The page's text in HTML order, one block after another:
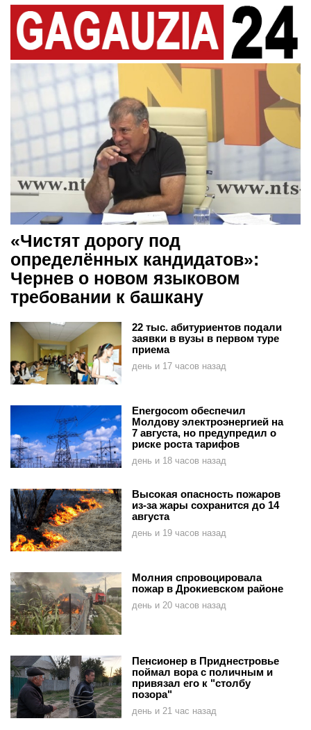
«Чистят дорогу под
определённых кандидатов»:
Чернев о новом языковом
требовании к башкану
22 тыс. абитуриентов подали
заявки в вузы в первом туре
приема
день и 17 часов назад
Energocom обеспечил
Молдову электроэнергией на
7 августа, но предупредил о
риске роста тарифов
день и 18 часов назад
Высокая опасность пожаров
из-за жары сохранится до 14
августа
день и 19 часов назад
Молния спровоцировала
пожар в Дрокиевском районе
день и 20 часов назад
Пенсионер в Приднестровье
поймал вора с поличным и
привязал его к "столбу
позора"
день и 21 час назад